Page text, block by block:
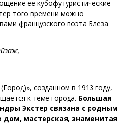
ее кубофутуристические
того времени можно
французского поэта Блеза
созданном в 1913 году,
к теме города. Большая
Экстер связана с родным
дом, мастерская, знаменитая